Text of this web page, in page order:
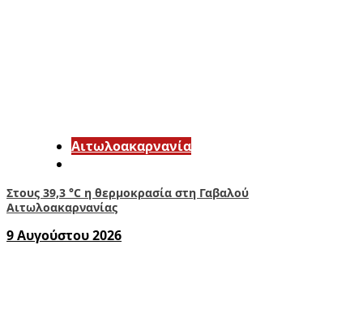
Αιτωλοακαρνανία
Στους 39,3 °C η θερμοκρασία στη Γαβαλού
Αιτωλοακαρνανίας
9 Αυγούστου 2026